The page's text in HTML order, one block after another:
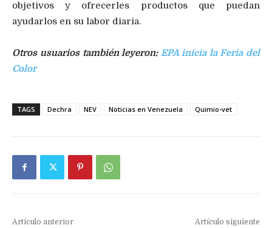
objetivos y ofrecerles productos que puedan
ayudarlos en su labor diaria.
Otros usuarios también leyeron: EPA inicia la Feria del
Color
TAGS Dechra NEV Noticias en Venezuela Quimio-vet
Artículo anterior Artículo siguiente